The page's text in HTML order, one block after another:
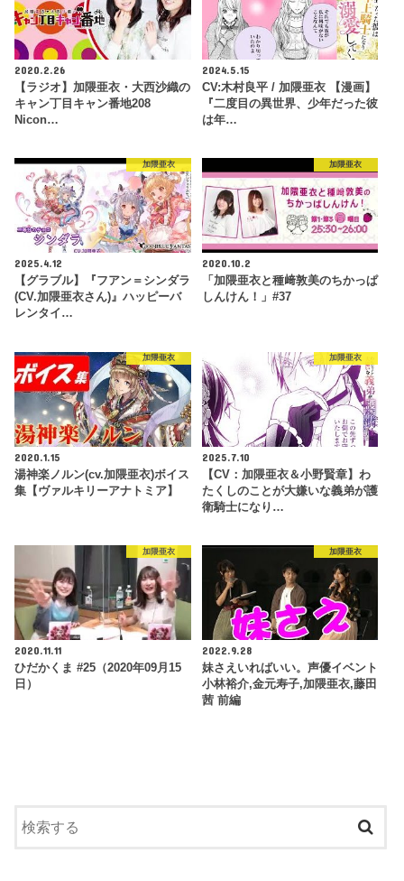
2020.2.26
【ラジオ】加隈亜衣・大西沙織の
キャン丁目キャン番地208
Nicon…
2024.5.15
CV:木村良平 / 加隈亜衣 【漫画】
『二度目の異世界、少年だった彼
は年…
加隈亜衣
2025.4.12
【グラブル】『フアン＝シンダラ
(CV.加隈亜衣さん)』ハッピーバ
レンタイ…
加隈亜衣
2020.10.2
「加隈亜衣と種﨑敦美のちかっぱ
しんけん！」#37
加隈亜衣
2020.1.15
湯神楽ノルン(cv.加隈亜衣)ボイス
集【ヴァルキリーアナトミア】
加隈亜衣
2025.7.10
【CV：加隈亜衣＆小野賢章】わ
たくしのことが大嫌いな義弟が護
衛騎士になり…
加隈亜衣
2020.11.11
ひだかくま #25（2020年09月15
日）
加隈亜衣
2022.9.28
妹さえいればいい。声優イベント
小林裕介,金元寿子,加隈亜衣,藤田
茜 前編